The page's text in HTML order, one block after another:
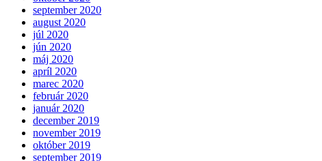
september 2020
august 2020
júl 2020
jún 2020
máj 2020
apríl 2020
marec 2020
február 2020
január 2020
december 2019
november 2019
október 2019
september 2019